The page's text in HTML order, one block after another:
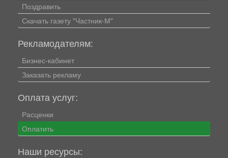
Поздравить
Скачать газету "Частник-М"
Рекламодателям:
Бизнес-кабинет
Заказать рекламу
Оплата услуг:
Расценки
Оплатить
Наши ресурсы: